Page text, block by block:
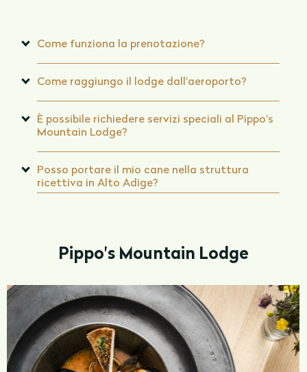
Come funziona la prenotazione?
Come raggiungo il lodge dall'aeroporto?
È possibile richiedere servizi speciali al Pippo's
Mountain Lodge?
Posso portare il mio cane nella struttura
ricettiva in Alto Adige?
Pippo's Mountain Lodge